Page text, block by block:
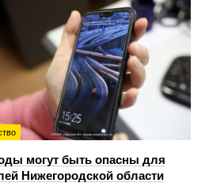
могут быть опасны для
Нижегородской области